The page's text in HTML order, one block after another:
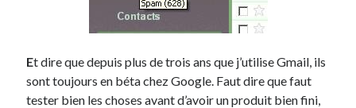
Commentaires récents
Entretien ménagerdansT’as vu quoi ? #52
JFdansC’était pas mieux avant… à Lyon
littleceltdans Comment j’ai opéré ma vélorution toute personnelle
Et dire que depuis plus de trois ans que j’utilise Gmail, ils
sont toujours en béta chez Google. Faut dire que faut
tester bien les choses avant d’avoir un produit bien fini,